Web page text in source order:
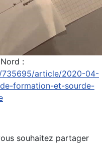
:
735695/article/2020-04-
formation-et-sourde-
souhaitez partager